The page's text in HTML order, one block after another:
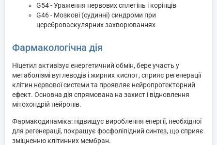
G54 - Ураження нервових сплетінь і корінців
G46 - Мозкові (судинні) синдроми при
цереброваскулярних захворюваннях
Фармакологічна дія
Ніцетил активізує енергетичний обмін, бере участь у
метаболізмі вуглеводів і жирних кислот, сприяє регенерації
клітин нервової системи та проявляє нейропротекторний
ефект. Основна дія спрямована на захист і відновлення
мітохондрій нейронів.
Фармакодинаміка: підвищує вироблення енергії, необхідної
для регенерації, покращує фосфоліпідний синтез, що сприяє
зміцненню клітинних мембран.